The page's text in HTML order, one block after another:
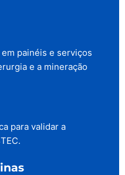
painéis e serviços
e a mineração
para validar a